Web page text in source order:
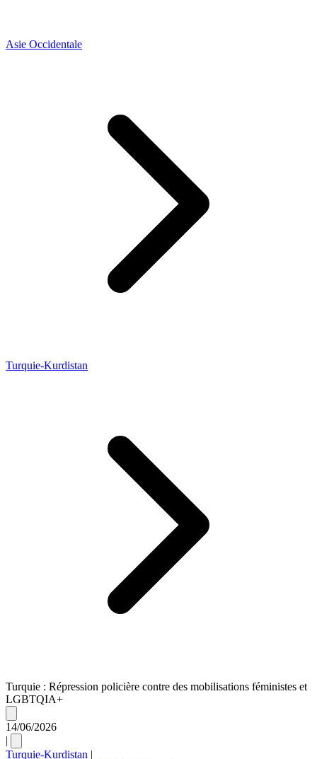
Asie Occidentale
Turquie-Kurdistan
Turquie : Répression policière contre des mobilisations féministes et
LGBTQIA+
14/06/2026
|
Turquie-Kurdistan |